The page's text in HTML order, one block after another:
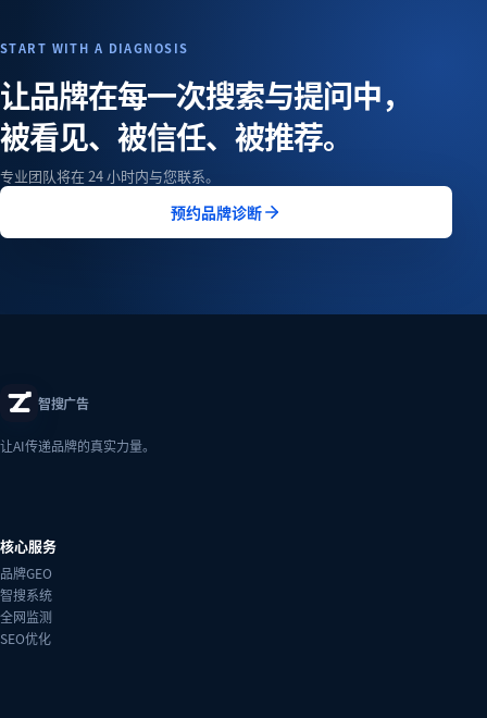
START WITH A DIAGNOSIS
让品牌在每一次搜索与提问中，
被看见、被信任、被推荐。
专业团队将在 24 小时内与您联系。
预约品牌诊断
智搜广告
让AI传递品牌的真实力量。
核心服务
品牌GEO
智搜系统
全网监测
SEO优化